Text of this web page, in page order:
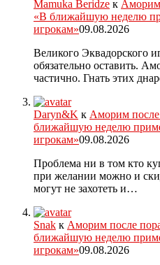
Mamuka Beridze к Аморим
«В ближайшую неделю
игрокам»09.08.2026
Великого Эквадорского
обязательно оставить.
частично. Гнать этих
Daryn&K к Аморим
ближайшую неделю
игрокам»09.08.2026
Проблема ни в том кто
при желании можно и
могут не захотеть и…
Snak к Аморим после
ближайшую неделю
игрокам»09.08.2026